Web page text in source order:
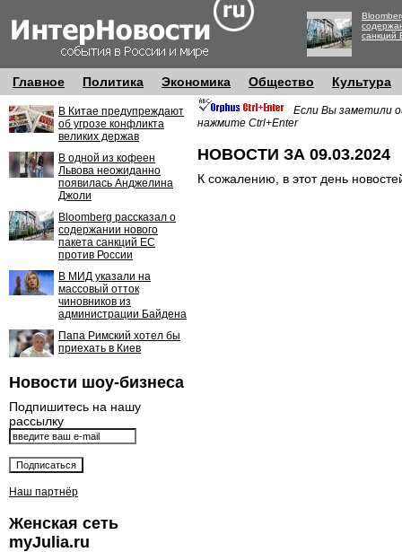
санкций
Главное Политика Экономика Общество Культура
В Китае предупреждают
об угрозе конфликта
великих держав
В одной из кофеен
Львова неожиданно
появилась Анджелина
Джоли
Bloomberg рассказал о
содержании нового
пакета санкций ЕС
против России
В МИД указали на
массовый отток
чиновников из
администрации Байдена
Папа Римский хотел бы
приехать в Киев
Новости шоу-бизнеса
Подпишитесь на нашу
рассылку
Наш партнёр
Женская сеть
myJulia.ru
Если Вы заметили
нажмите Ctrl+Enter
НОВОСТИ ЗА 09.03.2024
К сожалению, в этот день